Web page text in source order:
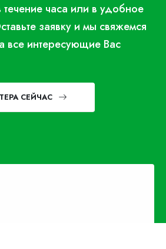
часа или в удобное
заявку и мы свяжемся
все интересующие Вас
СЕЙЧАС